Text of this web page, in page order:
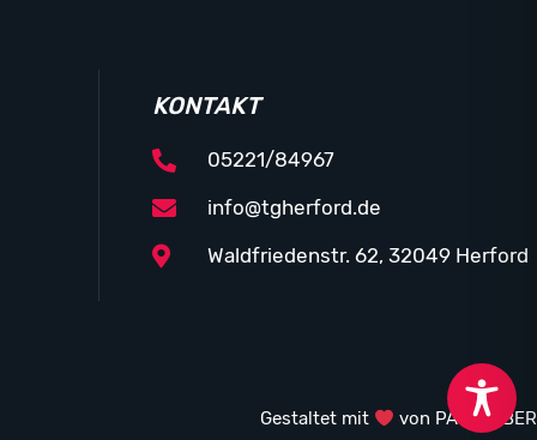
KONTAKT
05221/84967
info@tgherford.de
Waldfriedenstr. 62, 32049 Herford
Gestaltet mit von PASSGEBER